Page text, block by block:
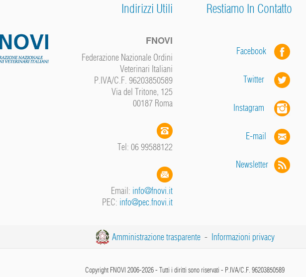
Indirizzi Utili
FNOVI
Federazione Nazionale Ordini
Veterinari Italiani
P.IVA/C.F. 96203850589
Via del Tritone, 125
00187 Roma
Tel: 06 99588122
Email: info@fnovi.it
PEC: info@pec.fnovi.it
Restiamo In Contatto
Facebook
Twitter
Instagram
E-mail
Newsletter
Amministrazione trasparente- Informazioni privacy
Copyright FNOVI 2006-2026 - Tutti i diritti sono riservati - P.IVA/C.F. 96203850589